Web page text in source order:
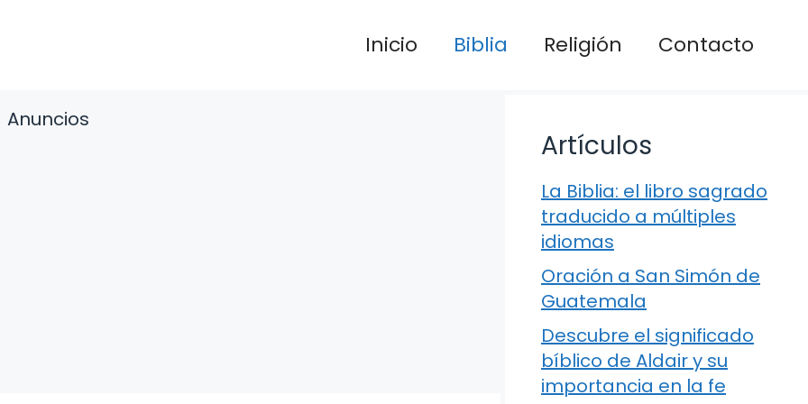
Inicio Biblia Religión Contacto
Anuncios
Artículos
La Biblia: el libro sagrado
traducido a múltiples
idiomas
Oración a San Simón de
Guatemala
Descubre el significado
bíblico de Aldair y su
importancia en la fe